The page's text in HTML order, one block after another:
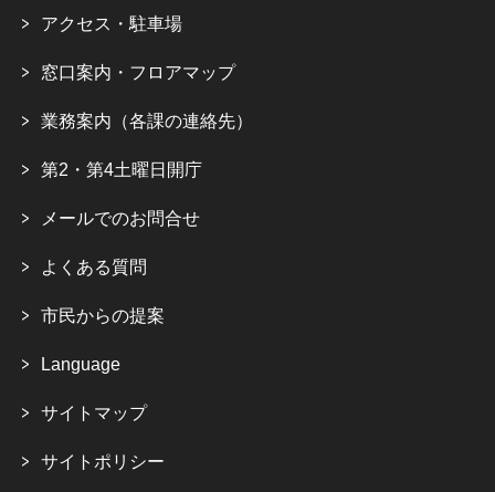
アクセス・駐車場
窓口案内・フロアマップ
業務案内（各課の連絡先）
第2・第4土曜日開庁
メールでのお問合せ
よくある質問
市民からの提案
Language
サイトマップ
サイトポリシー